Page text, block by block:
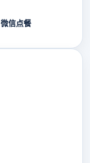
微信点餐